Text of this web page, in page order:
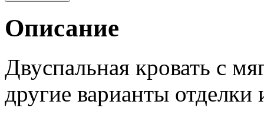
Описание
Двуспальная кровать с
другие варианты отделки